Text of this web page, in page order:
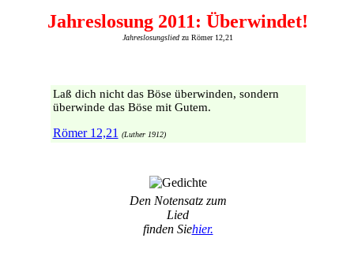
Jahreslosung 2011: Überwindet!
Jahreslosungslied zu Römer 12,21
Laß dich nicht das Böse überwinden, sondern
überwinde das Böse mit Gutem.
Römer 12,21 (Luther 1912)
Den Notensatz zum
Lied
finden Siehier.